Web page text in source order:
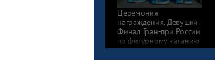
Церемония
награждения. Девушки.
Финал Гран-при России
по фигурному катанию
среди юниоров 2025